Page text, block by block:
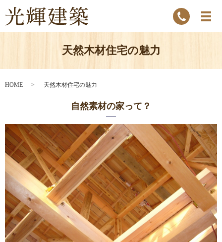
天然木材住宅の魅力
HOME 天然木材住宅の魅力
自然素材の家って？